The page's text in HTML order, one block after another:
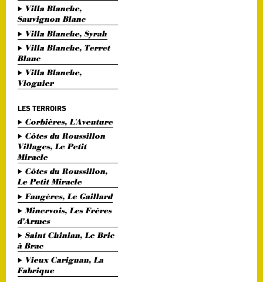
Villa Blanche,
Sauvignon Blanc
Villa Blanche, Syrah
Villa Blanche, Terret
Blanc
Villa Blanche,
Viognier
LES TERROIRS
Corbières, L'Aventure
Côtes du Roussillon
Villages, Le Petit
Miracle
Côtes du Roussillon,
Le Petit Miracle
Faugères, Le Gaillard
Minervois, Les Frères
d’Armes
Saint Chinian, Le Bric
à Brac
Vieux Carignan, La
Fabrique